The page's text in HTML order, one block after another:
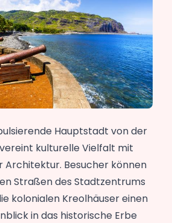
Hauptstadt von der
vereint kulturelle Vielfalt mit
Architektur. Besucher können
Straßen des Stadtzentrums
kolonialen Kreolhäuser einen
in das historische Erbe